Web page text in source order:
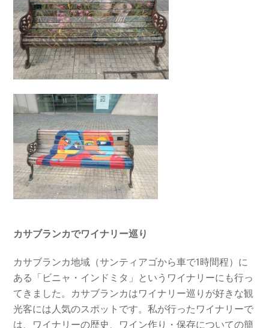
カサブランカでワイナリー巡り
カサブランカ地域（サンティアゴから車で1時間程）に
ある「ビニャ・インドミタ」というワイナリーにも行っ
てきました。カサブランカはワイナリー巡りが好きな観
光客には人気のスポットです。私が行ったワイナリーで
は、ワイナリーの歴史、ワイン作り・保存についての簡